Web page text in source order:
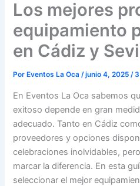
Los mejores
equipamiento
en Cádiz y
Por Eventos La Oca/junio 4, 2025/
En Eventos La Oca sabemos
exitoso depende en gran
adecuado. Tanto en Cádiz
proveedores y opciones
celebraciones inolvidables,
marcar la diferencia. En esta
seleccionar el mejor